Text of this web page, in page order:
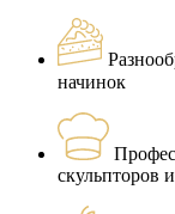
начинок
скульпторов